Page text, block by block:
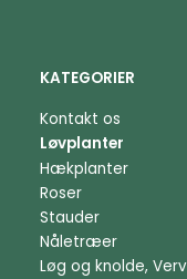
KATEGORIER
Kontakt os
Løvplanter
Hækplanter
Roser
Stauder
Nåletræer
Løg og knolde,